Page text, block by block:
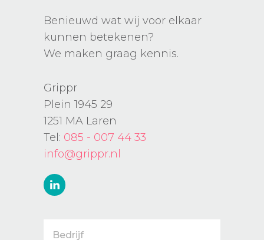
Benieuwd wat wij voor elkaar
kunnen betekenen?
We maken graag kennis.
Grippr
Plein 1945 29
1251 MA Laren
Tel: 085 - 007 44 33
info@grippr.nl